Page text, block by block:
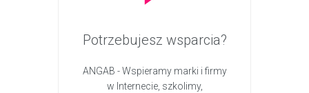
Potrzebujesz wsparcia?
ANGAB - Wspieramy marki i firmy
w Internecie, szkolimy,